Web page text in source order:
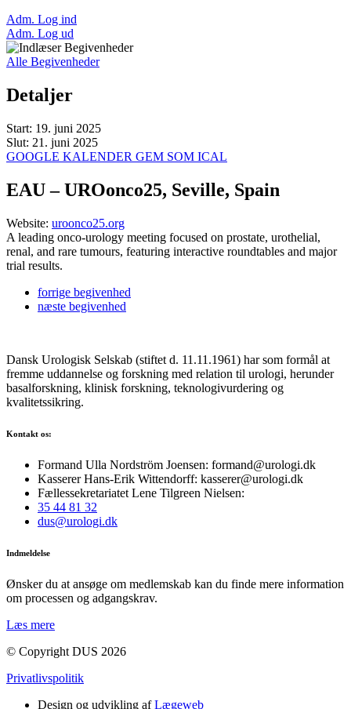
Adm. Log ind
Adm. Log ud
Alle Begivenheder
Detaljer
Start: 19. juni 2025
Slut: 21. juni 2025
GOOGLE KALENDER GEM SOM ICAL
EAU – UROonco25, Seville, Spain
Website: uroonco25.org
A leading onco-urology meeting focused on prostate, urothelial,
renal, and rare tumours, featuring interactive roundtables and major
trial results.
forrige begivenhed
næste begivenhed
Dansk Urologisk Selskab (stiftet d. 11.11.1961) har som formål at
fremme uddannelse og forskning med relation til urologi, herunder
basalforskning, klinisk forskning, teknologivurdering og
kvalitetssikring.
Kontakt os:
Formand Ulla Nordström Joensen: formand@urologi.dk
Kasserer Hans-Erik Wittendorff: kasserer@urologi.dk
Fællessekretariatet Lene Tilgreen Nielsen:
35 44 81 32
dus@urologi.dk
Indmeldelse
Ønsker du at ansøge om medlemskab kan du finde mere information
om processen og adgangskrav.
Læs mere
© Copyright DUS 2026
Privatlivspolitik
Design og udvikling afLægeweb